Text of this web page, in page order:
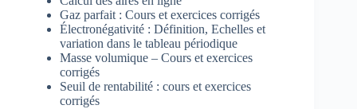
Gaz parfait : Cours et exercices corrigés
Électronégativité : Définition, Echelles et
variation dans le tableau périodique
Masse volumique – Cours et exercices
corrigés
Seuil de rentabilité : cours et exercices
corrigés